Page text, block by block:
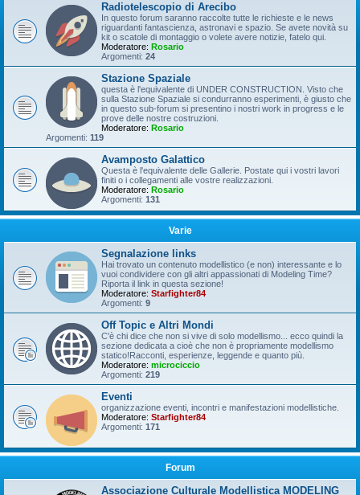
Radiotelescopio di Arecibo
In questo forum saranno raccolte tutte le richieste e le news
riguardanti fantascienza, astronavi e spazio. Se avete novità su
kit o scatole di montaggio o volete avere notizie, fatelo qui.
Moderatore: Rosario
Argomenti: 24
Stazione Spaziale
questa è l'equivalente di UNDER CONSTRUCTION. Visto che
sulla Stazione Spaziale si condurranno esperimenti, è giusto che
in questo sub-forum si presentino i nostri work in progress e le
prove delle nostre costruzioni.
Moderatore: Rosario
Argomenti: 119
Avamposto Galattico
Questa è l'equivalente delle Gallerie. Postate qui i vostri lavori
finiti o i collegamenti alle vostre realizzazioni.
Moderatore: Rosario
Argomenti: 131
Varie
Segnalazione links
Hai trovato un contenuto modellistico (e non) interessante e lo
vuoi condividere con gli altri appassionati di Modeling Time?
Riporta il link in questa sezione!
Moderatore: Starfighter84
Argomenti: 9
Off Topic e Altri Mondi
C'è chi dice che non si vive di solo modellismo... ecco quindi la
sezione dedicata a cioè che non è propriamente modellismo
statico!Racconti, esperienze, leggende e quanto più.
Moderatore: microciccio
Argomenti: 219
Eventi
organizzazione eventi, incontri e manifestazioni modellistiche.
Moderatore: Starfighter84
Argomenti: 171
Forum
Associazione Culturale Modellistica MODELING